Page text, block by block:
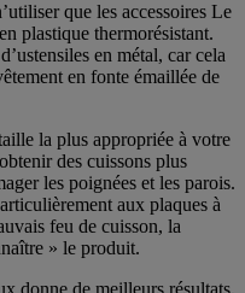
que les accessoires Le
plastique thermorésistant.
en métal, car cela
en fonte émaillée de
la plus appropriée à votre
des cuissons plus
les poignées et les parois.
aux plaques à
feu de cuisson, la
» le produit.